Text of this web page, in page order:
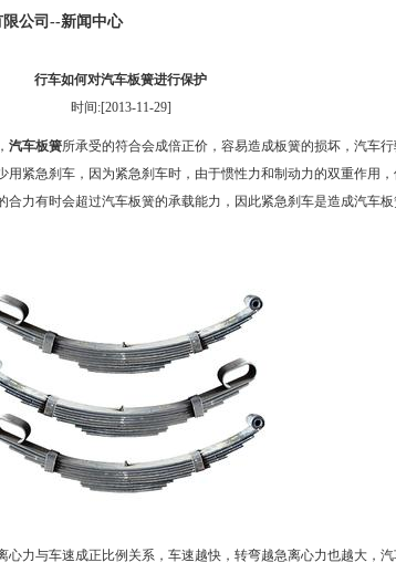
公司--新闻中心
行车如何对汽车板簧进行保护
时间:[2013-11-29]
汽车板簧所承受的符合会成倍正价，容易造成板簧的损坏，汽车
用紧急刹车，因为紧急刹车时，由于惯性力和制动力的双重作用，
合力有时会超过汽车板簧的承载能力，因此紧急刹车是造成汽车
力与车速成正比例关系，车速越快，转弯越急离心力也越大，